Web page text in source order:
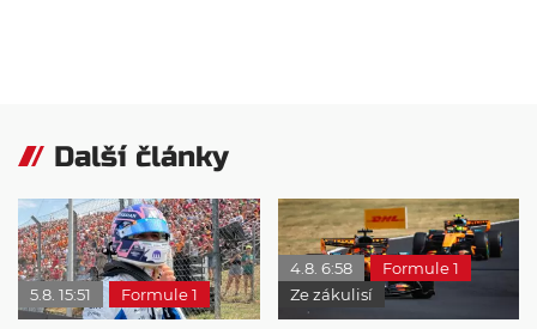
Další články
5.8. 15:51 Formule 1
4.8. 6:58
Formule 1
Ze zákulisí